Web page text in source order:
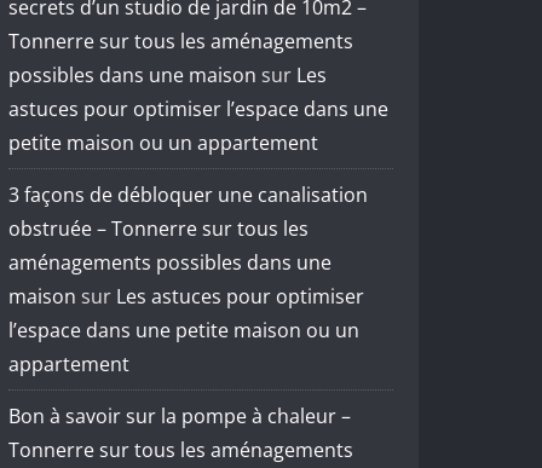
secrets d’un studio de jardin de 10m2 –
Tonnerre sur tous les aménagements
possibles dans une maison sur Les
astuces pour optimiser l’espace dans une
petite maison ou un appartement
3 façons de débloquer une canalisation
obstruée – Tonnerre sur tous les
aménagements possibles dans une
maison sur Les astuces pour optimiser
l’espace dans une petite maison ou un
appartement
Bon à savoir sur la pompe à chaleur –
Tonnerre sur tous les aménagements